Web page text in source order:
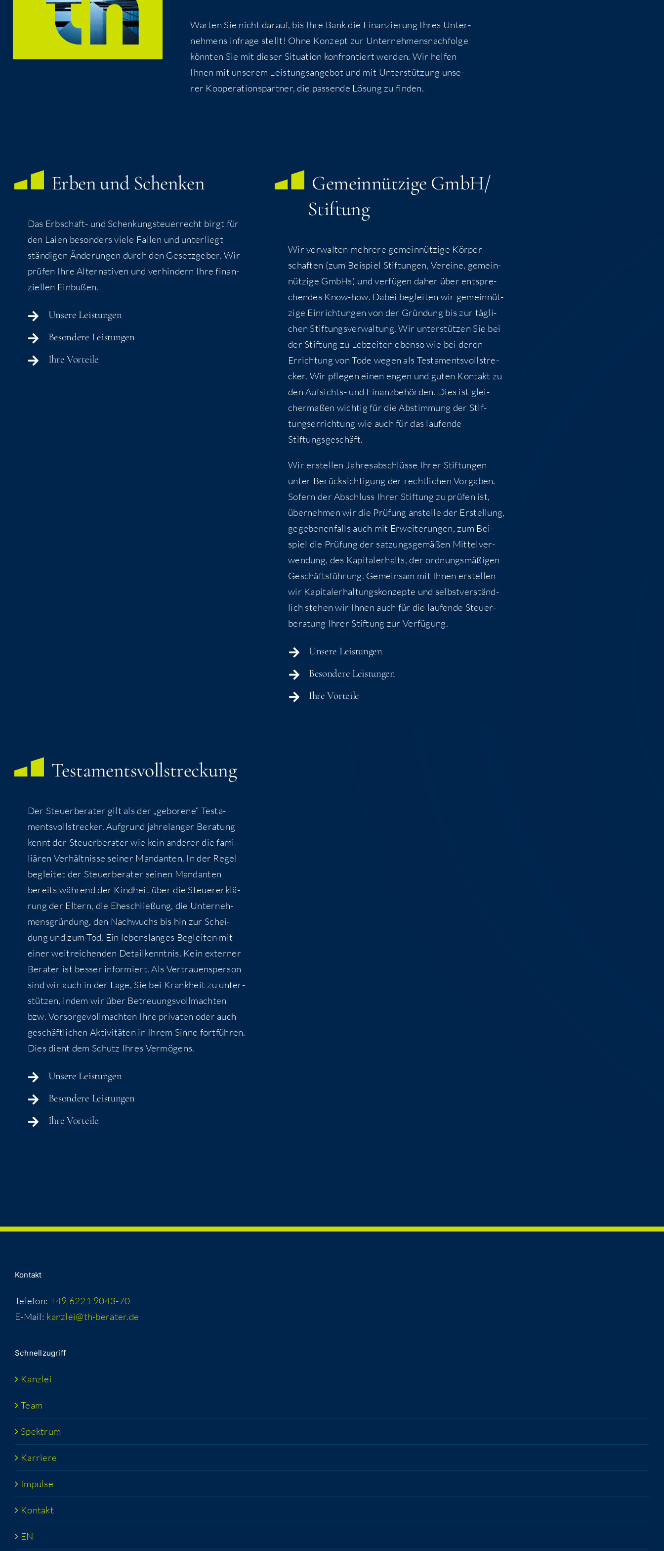
War­ten Sie nicht dar­auf, bis Ihre Bank die Finan­zie­rung Ihres Unter­
neh­mens infra­ge stellt! Ohne Kon­zept zur Unter­neh­mens­nach­fol­ge
könn­ten Sie mit die­ser Situa­ti­on kon­fron­tiert wer­den. Wir hel­fen
Ihnen mit unse­rem Leis­tungs­an­ge­bot und mit Unter­stüt­zung unse­
rer Koope­ra­ti­ons­part­ner, die pas­sen­de Lösung zu finden.
Erben und Schenken
Das Erb­schaft- und Schen­kung­steu­er­recht birgt für
den Lai­en beson­ders vie­le Fal­len und unter­liegt
stän­di­gen Ände­run­gen durch den Gesetz­ge­ber. Wir
prü­fen Ihre Alter­na­ti­ven und ver­hin­dern Ihre finan­
zi­el­len Einbußen.
Unse­re Leistungen
Beson­de­re Leistungen
Ihre Vor­tei­le
Gemein­nüt­zi­ge GmbH/​
Stiftung
Wir ver­wal­ten meh­re­re gemein­nüt­zi­ge Kör­per­
schaf­ten (zum Bei­spiel Stif­tun­gen, Ver­ei­ne, gemein­
nüt­zi­ge GmbHs) und ver­fü­gen daher über ent­spre­
chen­des Know-how. Dabei beglei­ten wir gemein­nüt­
zi­ge Ein­rich­tun­gen von der Grün­dung bis zur täg­li­
chen Stif­tungs­ver­wal­tung. Wir unter­stüt­zen Sie bei
der Stif­tung zu Leb­zei­ten eben­so wie bei deren
Errich­tung von Tode wegen als Tes­ta­ments­voll­stre­
cker. Wir pfle­gen einen engen und guten Kon­takt zu
den Auf­sichts- und Finanz­be­hör­den. Dies ist glei­
cher­ma­ßen wich­tig für die Abstim­mung der Stif­
tungs­er­rich­tung wie auch für das lau­fen­de
Stiftungsgeschäft.
Wir erstel­len Jah­res­ab­schlüs­se Ihrer Stif­tun­gen
unter Berück­sich­ti­gung der recht­li­chen Vor­ga­ben.
Sofern der Abschluss Ihrer Stif­tung zu prü­fen ist,
über­neh­men wir die Prü­fung anstel­le der Erstel­lung,
gege­be­nen­falls auch mit Erwei­te­run­gen, zum Bei­
spiel die Prü­fung der sat­zungs­ge­mä­ßen Mit­tel­ver­
wen­dung, des Kapi­tal­erhalts, der ord­nungs­mä­ßi­gen
Geschäfts­füh­rung. Gemein­sam mit Ihnen erstel­len
wir Kapi­tal­erhal­tungs­kon­zep­te und selbst­ver­ständ­
lich ste­hen wir Ihnen auch für die lau­fen­de Steu­er­
be­ra­tung Ihrer Stif­tung zur Verfügung.
Unse­re Leistungen
Beson­de­re Leistungen
Ihre Vor­tei­le
Testamentsvollstreckung
Der Steu­er­be­ra­ter gilt als der „gebo­re­ne“ Tes­ta­
ments­voll­stre­cker. Auf­grund jah­re­lan­ger Bera­tung
kennt der Steu­er­be­ra­ter wie kein ande­rer die fami­
liä­ren Ver­hält­nis­se sei­ner Man­dan­ten. In der Regel
beglei­tet der Steu­er­be­ra­ter sei­nen Man­dan­ten
bereits wäh­rend der Kind­heit über die Steu­er­erklä­
rung der Eltern, die Ehe­schlie­ßung, die Unter­neh­
mens­grün­dung, den Nach­wuchs bis hin zur Schei­
dung und zum Tod. Ein lebens­lan­ges Beglei­ten mit
einer weit­rei­chen­den Detail­kennt­nis. Kein exter­ner
Bera­ter ist bes­ser infor­miert. Als Ver­trau­ens­per­son
sind wir auch in der Lage, Sie bei Krank­heit zu unter­
stüt­zen, indem wir über Betreu­ungs­voll­mach­ten
bzw. Vor­sor­ge­voll­mach­ten Ihre pri­va­ten oder auch
geschäft­li­chen Akti­vi­tä­ten in Ihrem Sin­ne fort­füh­ren.
Dies dient dem Schutz Ihres Vermögens.
Unse­re Leistungen
Beson­de­re Leistungen
Ihre Vor­tei­le
Kon­takt
Telefon: +49 6221 9043-70
E-Mail: kanzlei@th-berater.de
Schnell­zu­griff
Kanz­lei
Team
Spek­trum
Kar­rie­re
Impul­se
Kon­takt
EN